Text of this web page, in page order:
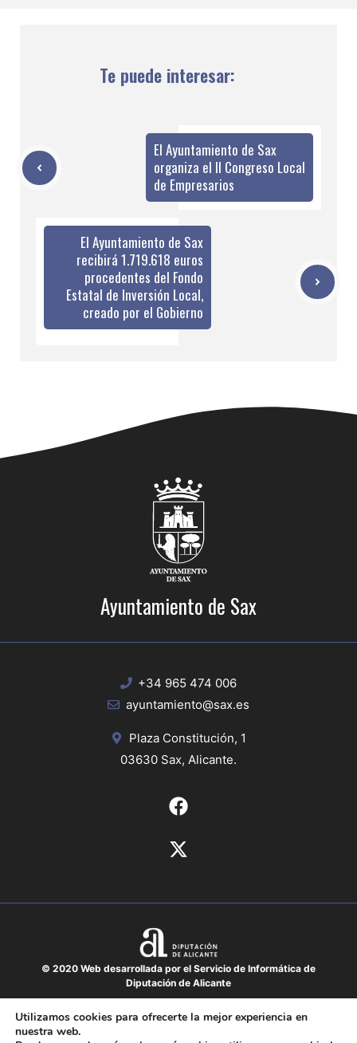
Te puede interesar:
El Ayuntamiento de Sax
organiza el II Congreso Local
de Empresarios
El Ayuntamiento de Sax
recibirá 1.719.618 euros
procedentes del Fondo
Estatal de Inversión Local,
creado por el Gobierno
Ayuntamiento de Sax
+34 965 474 006
ayuntamiento@sax.es
Plaza Constitución, 1
03630 Sax, Alicante.
© 2020 Web desarrollada por el Servicio de Informática de
Diputación de Alicante
Aviso legal
Utilizamos cookies para ofrecerte la mejor experiencia en
nuestra web.